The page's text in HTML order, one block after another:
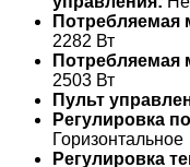
Потребляемая
2282 Вт
Потребляемая
2503 Вт
Пульт
Регулировка
Горизонтальное
Регулировка